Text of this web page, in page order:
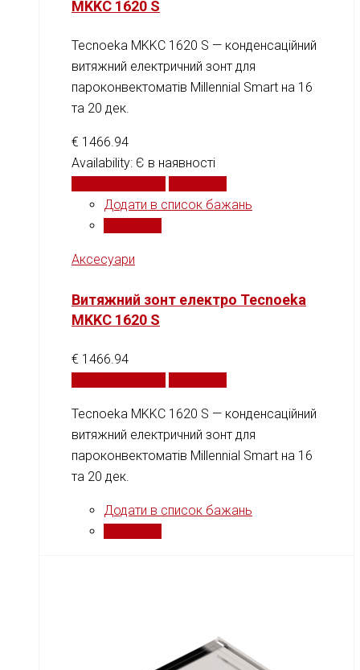
MKKC 1620 S
Tecnoeka MKKC 1620 S — конденсаційний
витяжний електричний зонт для
пароконвектоматів Millennial Smart на 16
та 20 дек.
€ 1466.94
Availability: Є в наявності
Додати в список бажань
Аксесуари
Витяжний зонт електро Tecnoeka
MKKC 1620 S
€ 1466.94
Tecnoeka MKKC 1620 S — конденсаційний
витяжний електричний зонт для
пароконвектоматів Millennial Smart на 16
та 20 дек.
Додати в список бажань